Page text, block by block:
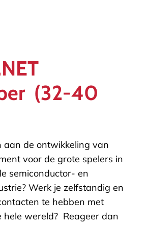
(32-40
aan de ontwikkeling van
voor de grote spelers in
semiconductor- en
Werk je zelfstandig en
te hebben met
hele wereld? Reageer dan